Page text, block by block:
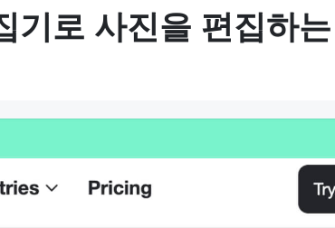
로 사진을 편집하